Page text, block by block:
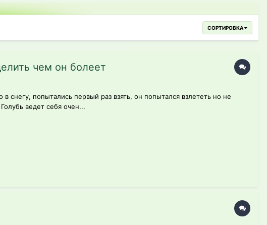
СОРТИРОВКА
чем он болеет
попытались первый раз взять, он попытался взлететь но не
ведет себя очен...